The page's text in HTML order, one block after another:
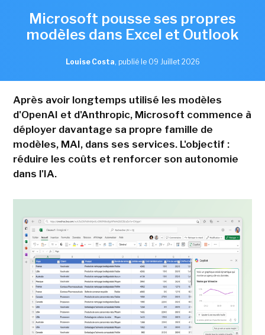
Microsoft pousse ses propres
modèles dans Excel et Outlook
Louise Costa, publié le 09 Juillet 2026
Après avoir longtemps utilisé les modèles
d'OpenAI et d'Anthropic, Microsoft commence à
déployer davantage sa propre famille de
modèles, MAI, dans ses services. L'objectif :
réduire les coûts et renforcer son autonomie
dans l'IA.